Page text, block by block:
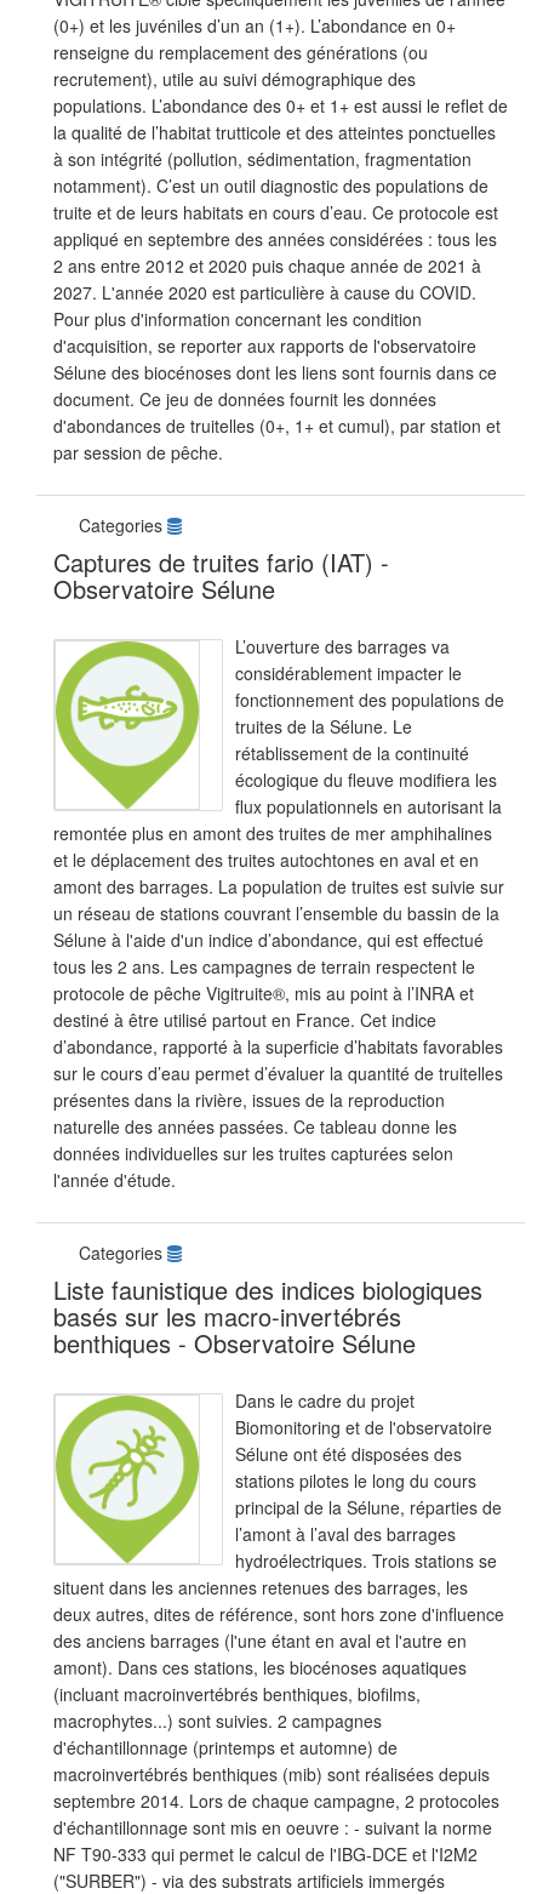
(0+) et les juvéniles d’un an (1+). L’abondance en 0+
renseigne du remplacement des générations (ou
recrutement), utile au suivi démographique des
populations. L’abondance des 0+ et 1+ est aussi le reflet de
la qualité de l’habitat trutticole et des atteintes ponctuelles
à son intégrité (pollution, sédimentation, fragmentation
notamment). C’est un outil diagnostic des populations de
truite et de leurs habitats en cours d’eau. Ce protocole est
appliqué en septembre des années considérées : tous les
2 ans entre 2012 et 2020 puis chaque année de 2021 à
2027. L'année 2020 est particulière à cause du COVID.
Pour plus d'information concernant les condition
d'acquisition, se reporter aux rapports de l'observatoire
Sélune des biocénoses dont les liens sont fournis dans ce
document. Ce jeu de données fournit les données
d'abondances de truitelles (0+, 1+ et cumul), par station et
par session de pêche.
Categories
Captures de truites fario (IAT) -
Observatoire Sélune
L’ouverture des barrages va
considérablement impacter le
fonctionnement des populations de
truites de la Sélune. Le
rétablissement de la continuité
écologique du fleuve modifiera les
flux populationnels en autorisant la
remontée plus en amont des truites de mer amphihalines
et le déplacement des truites autochtones en aval et en
amont des barrages. La population de truites est suivie sur
un réseau de stations couvrant l’ensemble du bassin de la
Sélune à l'aide d'un indice d’abondance, qui est effectué
tous les 2 ans. Les campagnes de terrain respectent le
protocole de pêche Vigitruite®, mis au point à l’INRA et
destiné à être utilisé partout en France. Cet indice
d’abondance, rapporté à la superficie d’habitats favorables
sur le cours d’eau permet d’évaluer la quantité de truitelles
présentes dans la rivière, issues de la reproduction
naturelle des années passées. Ce tableau donne les
données individuelles sur les truites capturées selon
l'année d'étude.
Categories
Liste faunistique des indices biologiques
basés sur les macro-invertébrés
benthiques - Observatoire Sélune
Dans le cadre du projet
Biomonitoring et de l'observatoire
Sélune ont été disposées des
stations pilotes le long du cours
principal de la Sélune, réparties de
l’amont à l’aval des barrages
hydroélectriques. Trois stations se
situent dans les anciennes retenues des barrages, les
deux autres, dites de référence, sont hors zone d'influence
des anciens barrages (l'une étant en aval et l'autre en
amont). Dans ces stations, les biocénoses aquatiques
(incluant macroinvertébrés benthiques, biofilms,
macrophytes...) sont suivies. 2 campagnes
d'échantillonnage (printemps et automne) de
macroinvertébrés benthiques (mib) sont réalisées depuis
septembre 2014. Lors de chaque campagne, 2 protocoles
d'échantillonnage sont mis en oeuvre : - suivant la norme
NF T90-333 qui permet le calcul de l'IBG-DCE et l'I2M2
("SURBER") - via des substrats artificiels immergés